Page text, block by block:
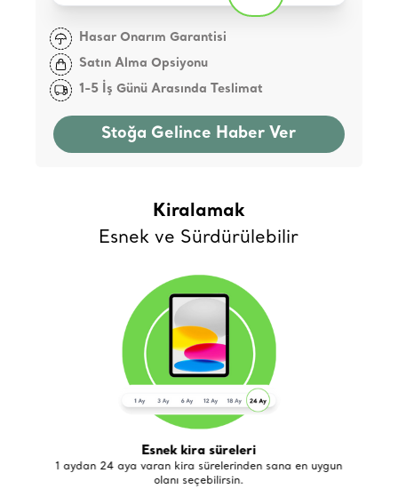
Hasar Onarım Garantisi
Satın Alma Opsiyonu
1-5 İş Günü Arasında Teslimat
Stoğa Gelince Haber Ver
Kiralamak
Esnek ve Sürdürülebilir
Esnek kira süreleri
1 aydan 24 aya varan kira sürelerinden sana en uygun
olanı seçebilirsin.